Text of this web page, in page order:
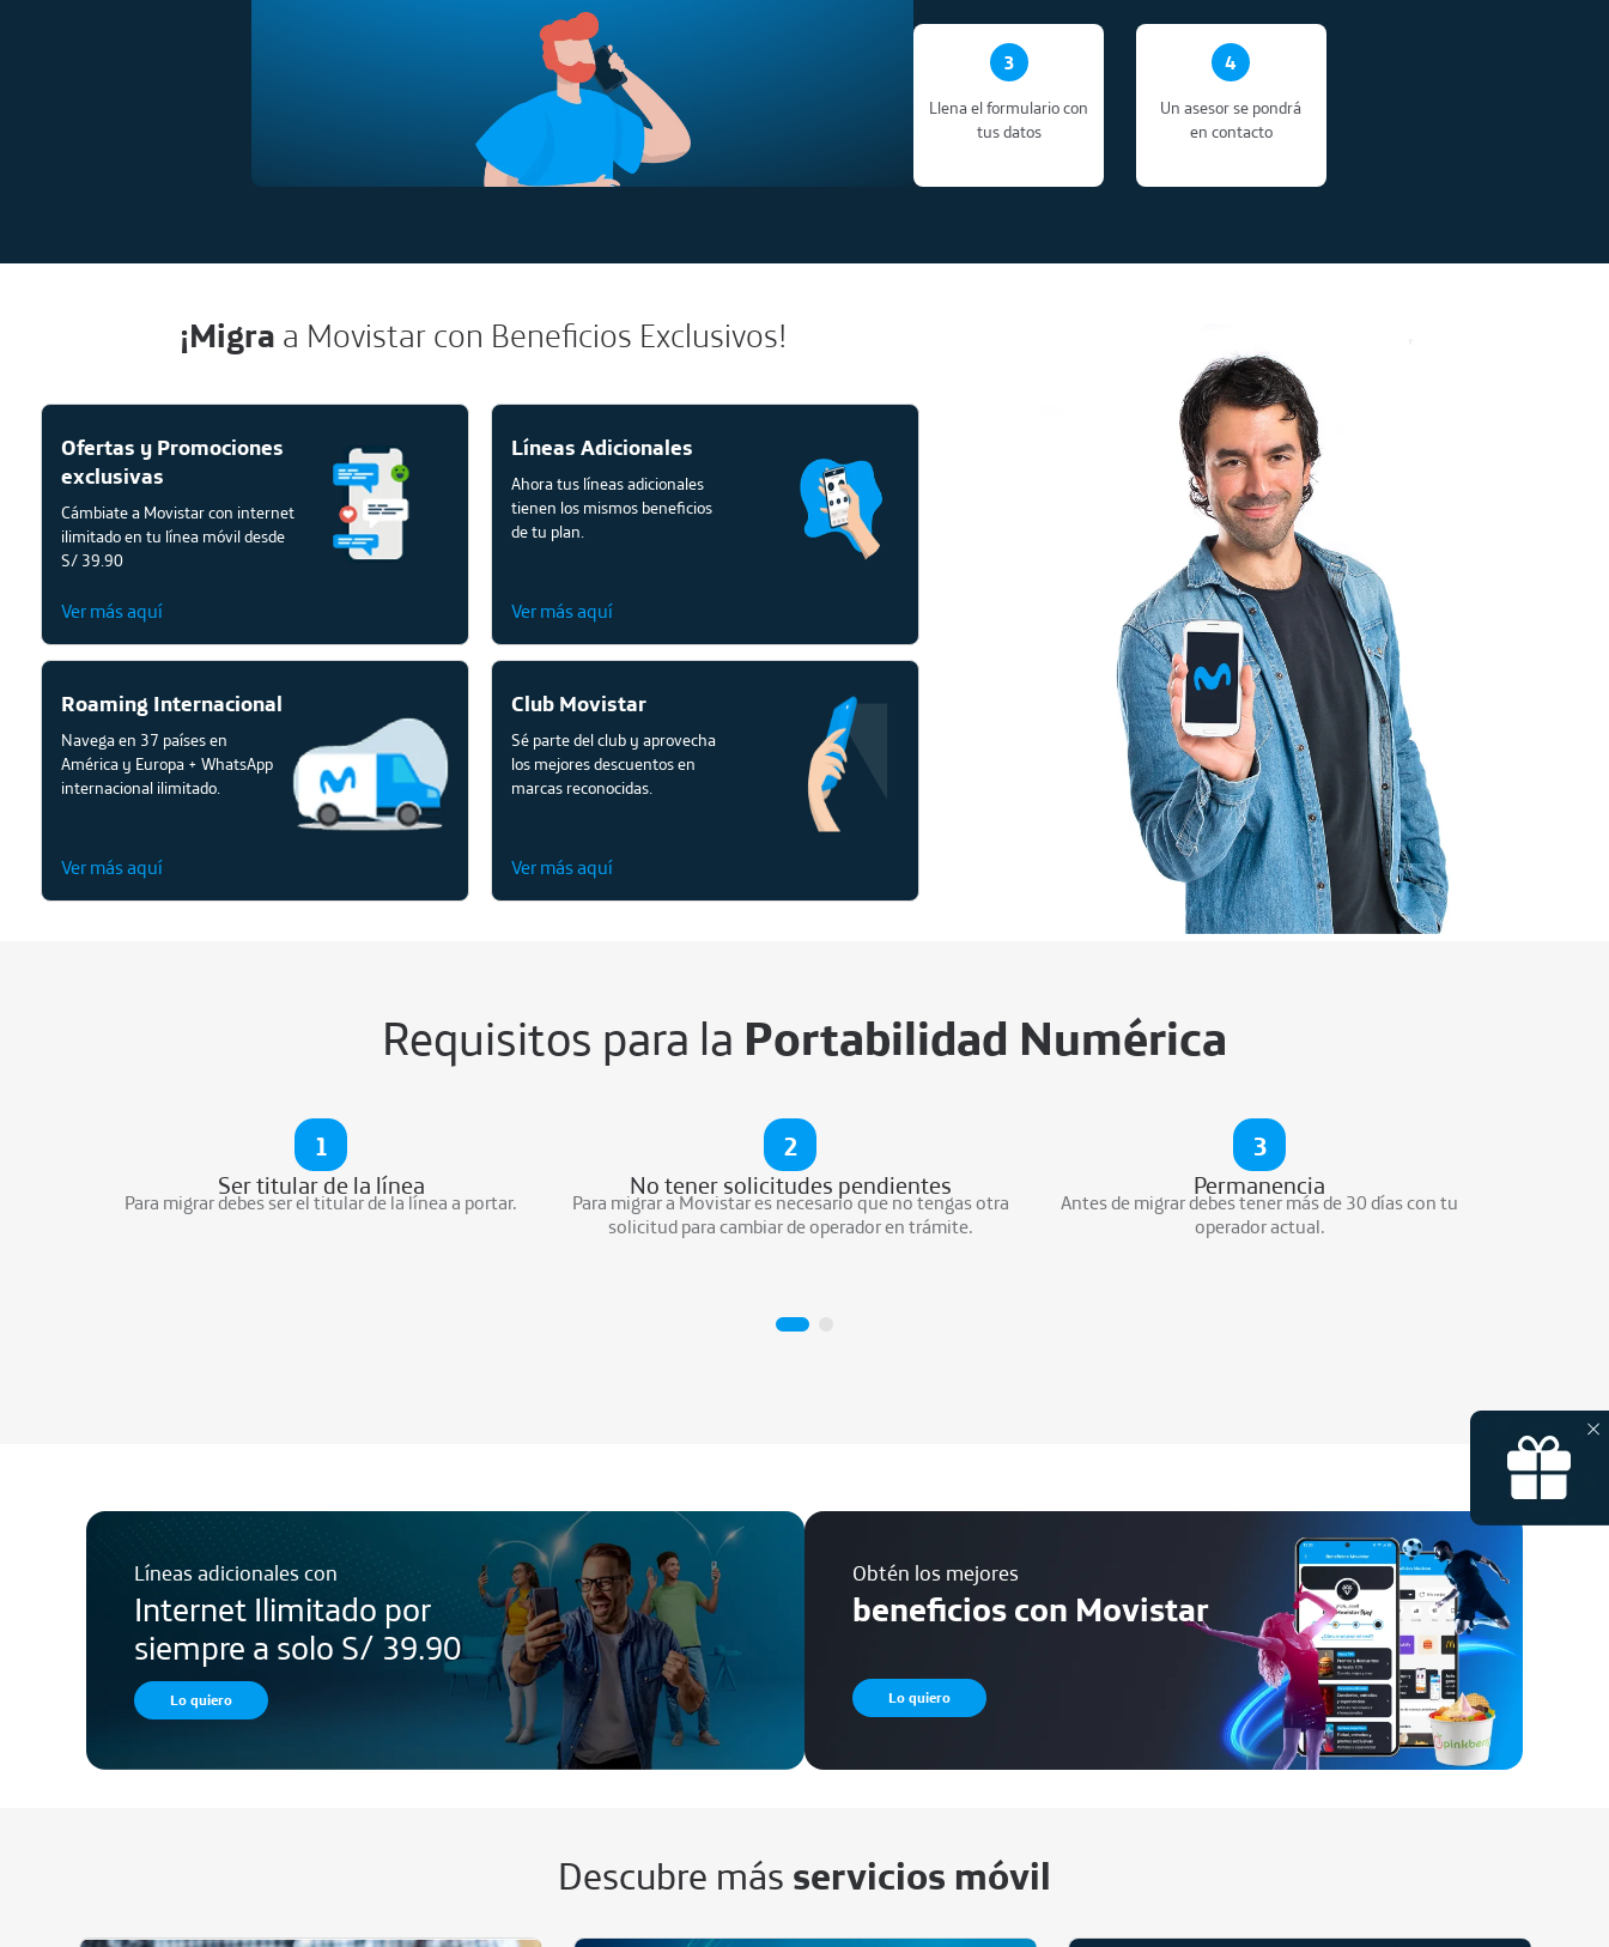
3
Llena el formulario con
tus datos
4
Un asesor se pondrá
en contacto
¡Migra a Movistar con Beneficios Exclusivos!
Ofertas y Promociones
exclusivas
Cámbiate a Movistar con internet
ilimitado en tu línea móvil desde
S/ 39.90
Ver más aquí
Roaming Internacional
Navega en 37 países en
América y Europa + WhatsApp
internacional ilimitado.
Ver más aquí
Líneas Adicionales
Ahora tus líneas adicionales
tienen los mismos beneficios
de tu plan.
Ver más aquí
Club Movistar
Sé parte del club y aprovecha
los mejores descuentos en
marcas reconocidas.
Ver más aquí
Requisitos para la Portabilidad Numérica
1
Ser titular de la línea
Para migrar debes ser el titular de la línea a portar.
2
No tener solicitudes pendientes
Para migrar a Movistar es necesario que no tengas otra
solicitud para cambiar de operador en trámite.
3
Permanencia
Antes de migrar debes tener más de 30 días con tu
operador actual.
Líneas adicionales con
Internet Ilimitado por
siempre a solo S/ 39.90
Lo quiero
Obtén los mejores
beneficios con Movistar
Lo quiero
Descubre más servicios móvil